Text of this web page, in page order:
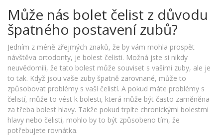
Může nás bolet čelist z důvodu
špatného postavení zubů?
Jedním z méně zřejmých znaků, že by vám mohla prospět
návštěva ortodonty, je bolest čelisti. Možná jste si nikdy
neuvědomili, že tato bolest může souviset s vašimi zuby, ale je
to tak. Když jsou vaše zuby špatně zarovnané, může to
způsobovat problémy s vaší čelistí. A pokud máte problémy s
čelistí, může to vést k bolesti, která může být často zaměněna
za třeba bolest hlavy. Takže pokud trpíte chronickými bolestmi
hlavy nebo čelisti, mohlo by to být způsobeno tím, že
potřebujete rovnátka.